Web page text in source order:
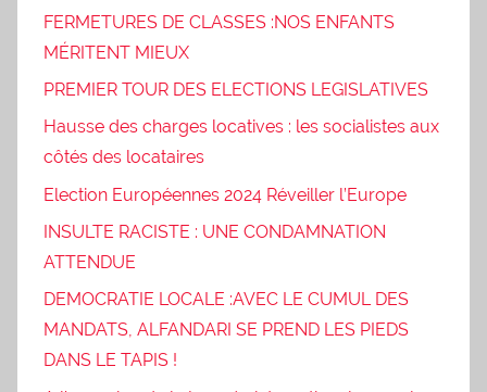
FERMETURES DE CLASSES :NOS ENFANTS
MÉRITENT MIEUX
PREMIER TOUR DES ELECTIONS LEGISLATIVES
Hausse des charges locatives : les socialistes aux
côtés des locataires
Election Européennes 2024 Réveiller l’Europe
INSULTE RACISTE : UNE CONDAMNATION
ATTENDUE
DEMOCRATIE LOCALE :AVEC LE CUMUL DES
MANDATS, ALFANDARI SE PREND LES PIEDS
DANS LE TAPIS !